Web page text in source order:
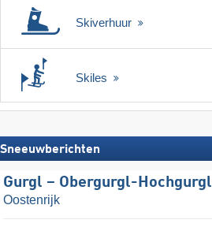
Skiverhuur
Skiles
Sneeuwberichten
Gurgl – Obergurgl-Hochgurgl
Oostenrijk